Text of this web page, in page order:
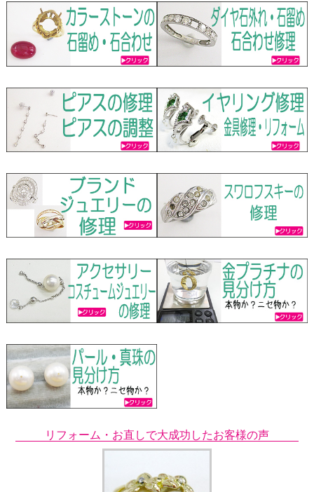
リフォーム・お直しで大成功したお客様の声